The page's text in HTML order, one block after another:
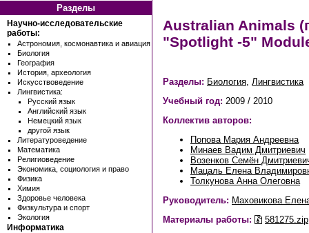
Разделы
Научно-исследовательские
работы:
Астрономия, космонавтика и авиация
Биология
География
История, археология
Искусствоведение
Лингвистика:
Русский язык
Английский язык
Немецкий язык
другой язык
Литературоведение
Математика
Религиоведение
Экономика, социология и право
Физика
Химия
Здоровье человека
Физкультура и спорт
Экология
Информатика
Australian Animals
"Spotlight -5"
Разделы: Биология Лингвистика
Учебный год: 2009 / 2010
Коллектив авторов:
Попова Мария Андреевна
Минаев Вадим Дмитриевич
Возенков Семён
Мацаль Елена
Толкунова Анна Олеговна
Руководитель: Маховикова
Материалы работы:
581275.zip